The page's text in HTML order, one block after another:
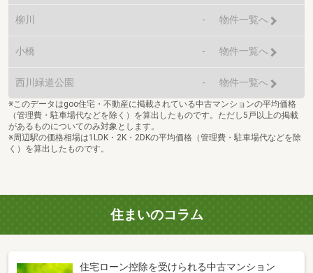
柳川 - 物件一覧へ
小橋 - 物件一覧へ
西川緑道公園 - 物件一覧へ
※このデータはgoo住宅・不動産に掲載されている中古マンションの平均価格
（管理費・駐車場代などを除く）を算出したものです。ただし5戸以上の掲載
があるものについてのみ対象とします。
※周辺駅の価格相場は1LDK・2K・2DKの平均価格（管理費・駐車場代などを除
く）を算出したものです。
住まいのコラム
住宅ローン控除を受けられる中古マンション